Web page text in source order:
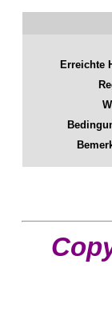
Erreichte